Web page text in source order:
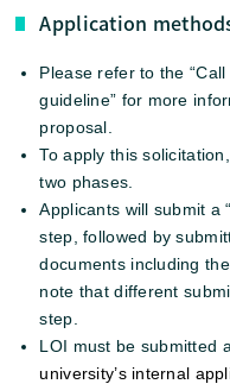
Application
Please refer to the
guideline” for more
proposal.
To apply this
two phases.
Applicants will submit a
step, followed by
documents including
note that different
step.
LOI must be submitted
university’s internal